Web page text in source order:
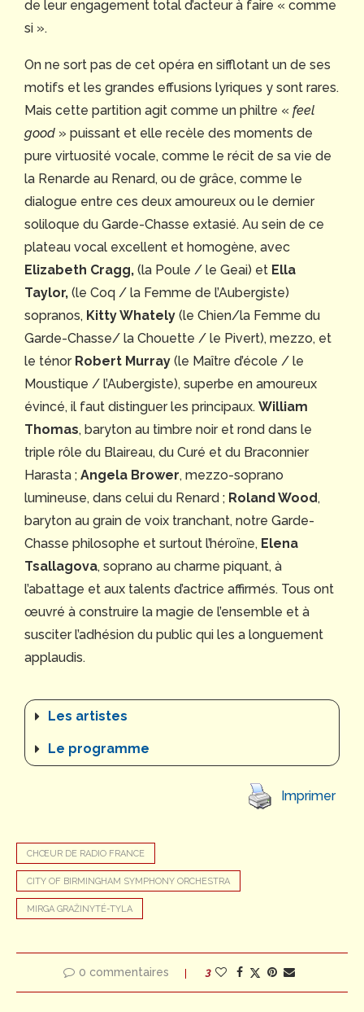
de leur engagement total d’acteur à faire « comme
si ».
On ne sort pas de cet opéra en sifflotant un de ses
motifs et les grandes effusions lyriques y sont rares.
Mais cette partition agit comme un philtre « feel
good » puissant et elle recèle des moments de
pure virtuosité vocale, comme le récit de sa vie de
la Renarde au Renard, ou de grâce, comme le
dialogue entre ces deux amoureux ou le dernier
soliloque du Garde-Chasse extasié. Au sein de ce
plateau vocal excellent et homogène, avec
Elizabeth Cragg, (la Poule / le Geai) et Ella
Taylor, (le Coq / la Femme de l’Aubergiste)
sopranos, Kitty Whately (le Chien/la Femme du
Garde-Chasse/ la Chouette / le Pivert), mezzo, et
le ténor Robert Murray (le Maître d’école / le
Moustique / l’Aubergiste), superbe en amoureux
évincé, il faut distinguer les principaux. William
Thomas, baryton au timbre noir et rond dans le
triple rôle du Blaireau, du Curé et du Braconnier
Harasta ; Angela Brower, mezzo-soprano
lumineuse, dans celui du Renard ; Roland Wood,
baryton au grain de voix tranchant, notre Garde-
Chasse philosophe et surtout l’héroïne, Elena
Tsallagova, soprano au charme piquant, à
l’abattage et aux talents d’actrice affirmés. Tous ont
œuvré à construire la magie de l’ensemble et à
susciter l’adhésion du public qui les a longuement
applaudis.
Les artistes
Le programme
Imprimer
CHŒUR DE RADIO FRANCE
CITY OF BIRMINGHAM SYMPHONY ORCHESTRA
MIRGA GRAŽINYTÉ-TYLA
0 commentaires 3